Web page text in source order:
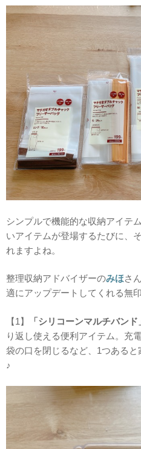
シンプルで機能的な収納アイテ
いアイテムが登場するたびに、
れますよね。
整理収納アドバイザーのみほさ
適にアップデートしてくれる無
【1】 「シリコーンマルチバンド
り返し使える便利アイテム。充
袋の口を閉じるなど、1つある
♪